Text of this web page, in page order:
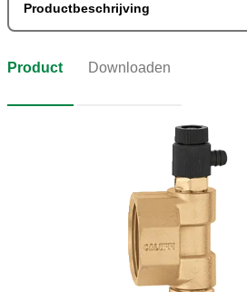
Productbeschrijving
Product Downloaden